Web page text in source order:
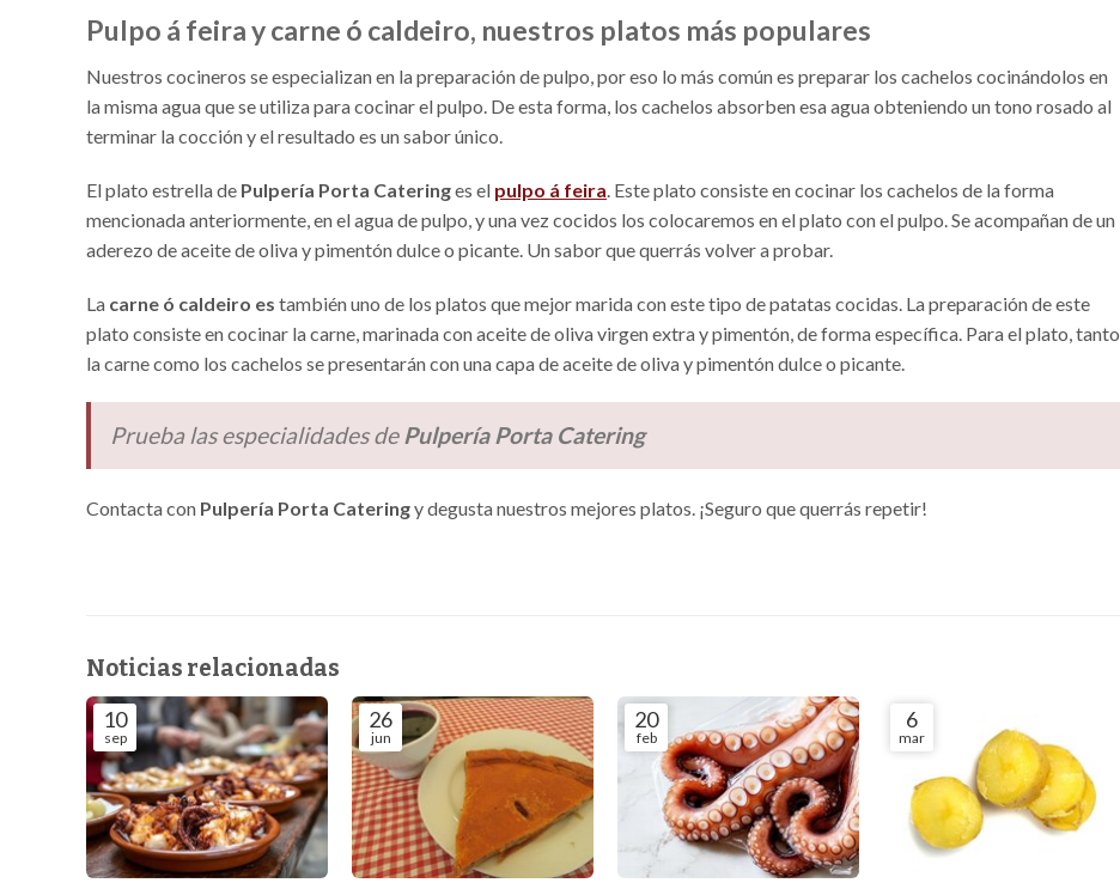
Pulpo á feira y carne ó caldeiro, nuestros platos más populares
Nuestros cocineros se especializan en la preparación de pulpo, por eso lo más común es preparar los cachelos cocinándolos en
la misma agua que se utiliza para cocinar el pulpo. De esta forma, los cachelos absorben esa agua obteniendo un tono rosado al
terminar la cocción y el resultado es un sabor único.
El plato estrella de Pulpería Porta Cateringes el pulpo á feira. Este plato consiste en cocinar los cachelos de la forma
mencionada anteriormente, en el agua de pulpo, y una vez cocidos los colocaremos en el plato con el pulpo. Se acompañan de un
aderezo de aceite de oliva y pimentón dulce o picante. Un sabor que querrás volver a probar.
La carne ó caldeiro es también uno de los platos que mejor marida con este tipo de patatas cocidas. La preparación de este
plato consiste en cocinar la carne, marinada con aceite de oliva virgen extra y pimentón, de forma específica. Para el plato, tanto
la carne como los cachelos se presentarán con una capa de aceite de oliva y pimentón dulce o picante.
Prueba las especialidades de Pulpería Porta Catering
Contacta con Pulpería Porta Cateringy degusta nuestros mejores platos. ¡Seguro que querrás repetir!
Noticias relacionadas
10
sep
26
jun
20
feb
6
mar